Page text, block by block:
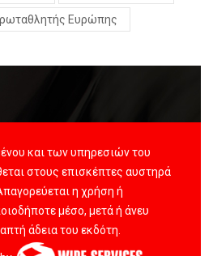
Ευρώπης
και των υπηρεσιών του
στους επισκέπτες αυστηρά
η χρήση ή
μέσο, μετά ή άνευ
άδεια του εκδότη.